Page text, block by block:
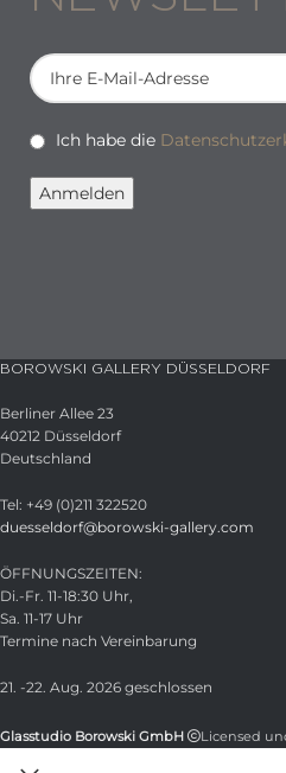
Ich habe die
BOROWSKI GALLERY DÜSSELDORF
Berliner Allee 23
40212 Düsseldorf
Deutschland
Tel: +49 (0)211 322520
duesseldorf@borowski-gallery.com
ÖFFNUNGSZEITEN:
Di.-Fr. 11-18:30 Uhr,
Sa. 11-17 Uhr
Termine nach Vereinbarung
21. -22. Aug. 2026 geschlossen
Glasstudio Borowski GmbH Licensed